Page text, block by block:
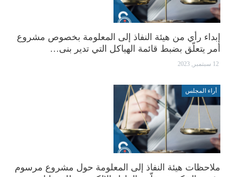
إبداء رأي من هيئة النفاذ إلى المعلومة بخصوص مشروع
أمر يتعلّق بضبط قائمة الهياكل التي تدير بنى…
12 سبتمبر, 2023
أراء المجلس
ملاحظات هيئة النفاذ إلى المعلومة حول مشروع مرسوم